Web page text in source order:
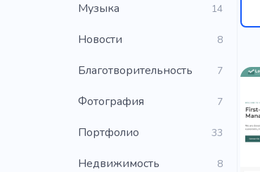
Музыка 14
Новости 8
Благотворительность 7
Фотография 7
Портфолио 33
Недвижимость 8